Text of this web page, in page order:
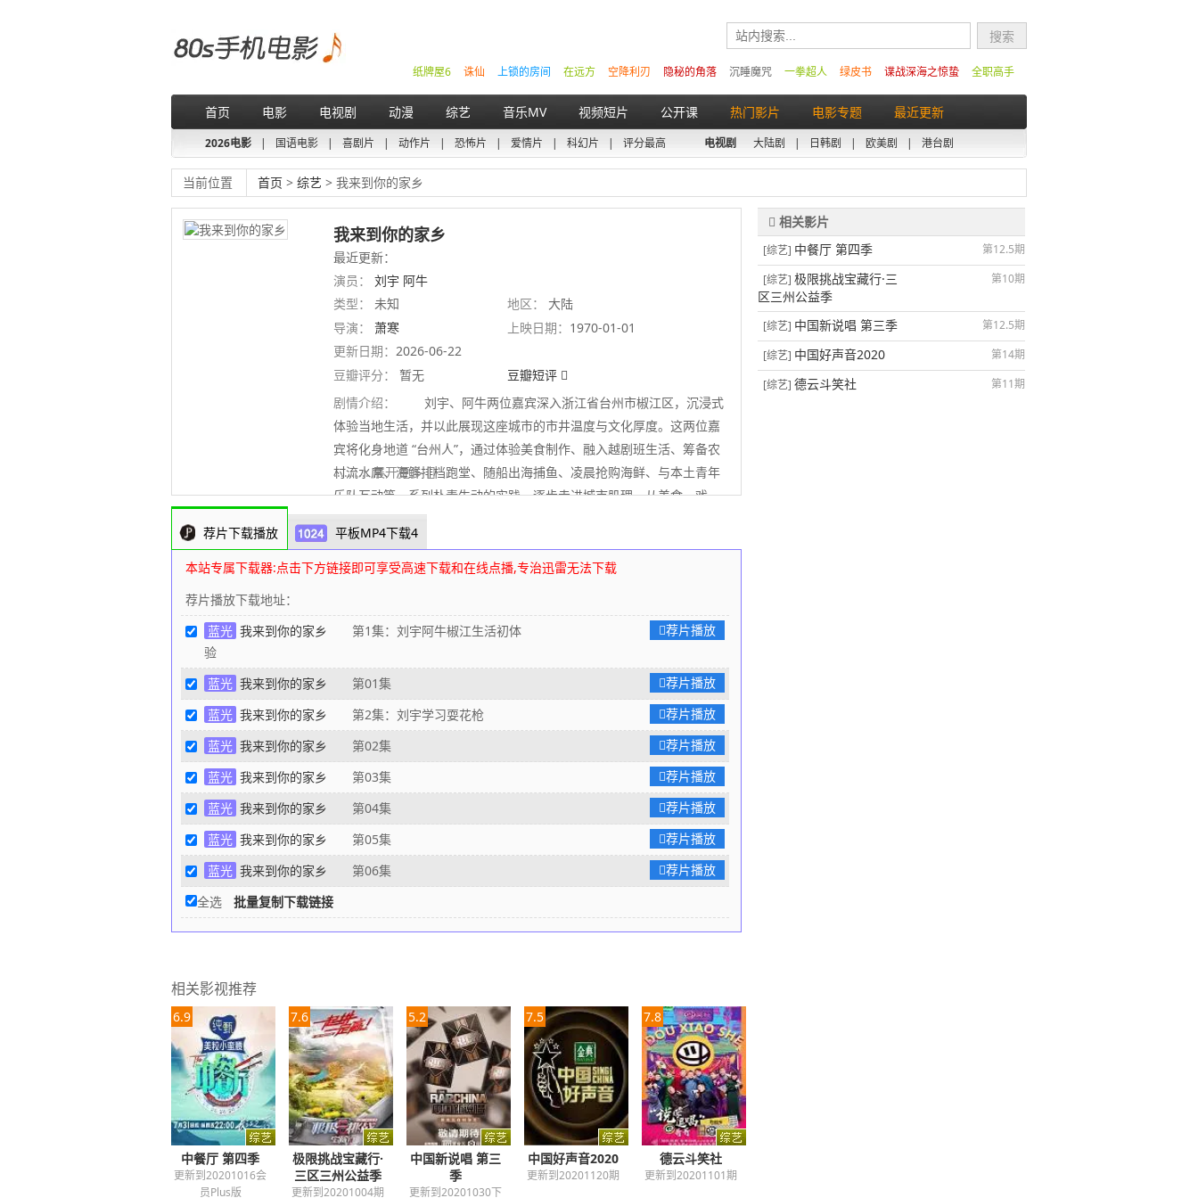
全职高手
谍战深海之惊蛰
绿皮书
一拳超人
沉睡魔咒
隐秘的角落
空降利刃
在远方
上锁的房间
诛仙
纸牌屋6
首页 电影 电视剧 动漫 综艺 音乐MV 视频短片 公开课 热门影片 电影专题 最近更新
2026电影 | 国语电影 | 喜剧片 | 动作片 | 恐怖片 | 爱情片 | 科幻片 | 评分最高 电视剧 大陆剧 | 日韩剧 | 欧美剧 | 港台剧
当前位置 首页 > 综艺 > 我来到你的家乡
我来到你的家乡
最近更新：
演员：
刘宇 阿牛
类型：
未知 地区：
大陆
导演：
萧寒 上映日期： 1970-01-01
更新日期： 2026-06-22
豆瓣评分：
暂无
豆瓣短评
剧情介绍：
刘宇、阿牛两位嘉宾深入浙江省台州市椒江区，沉浸式
体验当地生活，并以此展现这座城市的市井温度与文化厚度。这两位嘉
宾将化身地道 “台州人”，通过体验美食制作、融入越剧班生活、筹备农
村流水席、海鲜排档跑堂、随船出海捕鱼、凌晨抢购海鲜、与本土青年
乐队互动等一系列朴素生动的实践，逐步走进城市肌理，从美食、戏
曲、青年文化等多维度切入，生动呈现台州的市井烟火、人文传承与青
春活力，以真实叙事传递台州 “大气、和气、硬气、灵气” 的地域精神，
探寻 “幸福感城市” 背后的人情味。80s高清电影下载网
.......... 展开更多
荐片下载播放 平板MP4下载4
本站专属下载器:点击下方链接即可享受高速下载和在线点播,专治迅雷无法下载
荐片播放下载地址：
蓝光 我来到你的家乡 第1集：刘宇阿牛椒江生活初体
验
荐片播放
蓝光 我来到你的家乡 第01集
荐片播放
蓝光 我来到你的家乡 第2集：刘宇学习耍花枪
荐片播放
蓝光 我来到你的家乡 第02集
荐片播放
蓝光 我来到你的家乡 第03集
荐片播放
蓝光 我来到你的家乡 第04集
荐片播放
蓝光 我来到你的家乡 第05集
荐片播放
蓝光 我来到你的家乡 第06集
荐片播放
全选
批量复制下载链接
相关影视推荐
6.9
中餐厅 第四季
更新到20201016会
员Plus版
7.6
极限挑战宝藏行·
三区三州公益季
更新到20201004期
5.2
中国新说唱 第三
季
更新到20201030下
7.5
中国好声音2020
更新到20201120期
7.8
德云斗笑社
更新到20201101期
相关影片
[综艺] 中餐厅 第四季
第12.5期
[综艺] 极限挑战宝藏行·三
区三州公益季
第10期
[综艺] 中国新说唱 第三季
第12.5期
[综艺] 中国好声音2020
第14期
[综艺] 德云斗笑社 第11期